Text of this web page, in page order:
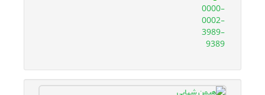
0000-
0002-
3989-
9389